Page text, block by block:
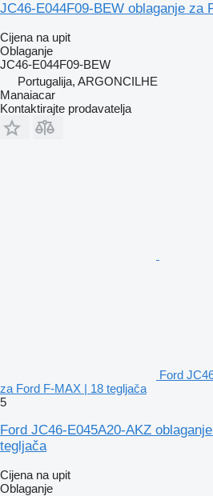
JC46-E044F09-BEW oblaganje za
Cijena na upit
Oblaganje
JC46-E044F09-BEW
Portugalija, ARGONCILHE
Manaiacar
Kontaktirajte prodavatelja
Ford
za Ford F-MAX | 18 tegljača
5
Ford JC46-E045A20-AKZ
tegljača
Cijena na upit
Oblaganje